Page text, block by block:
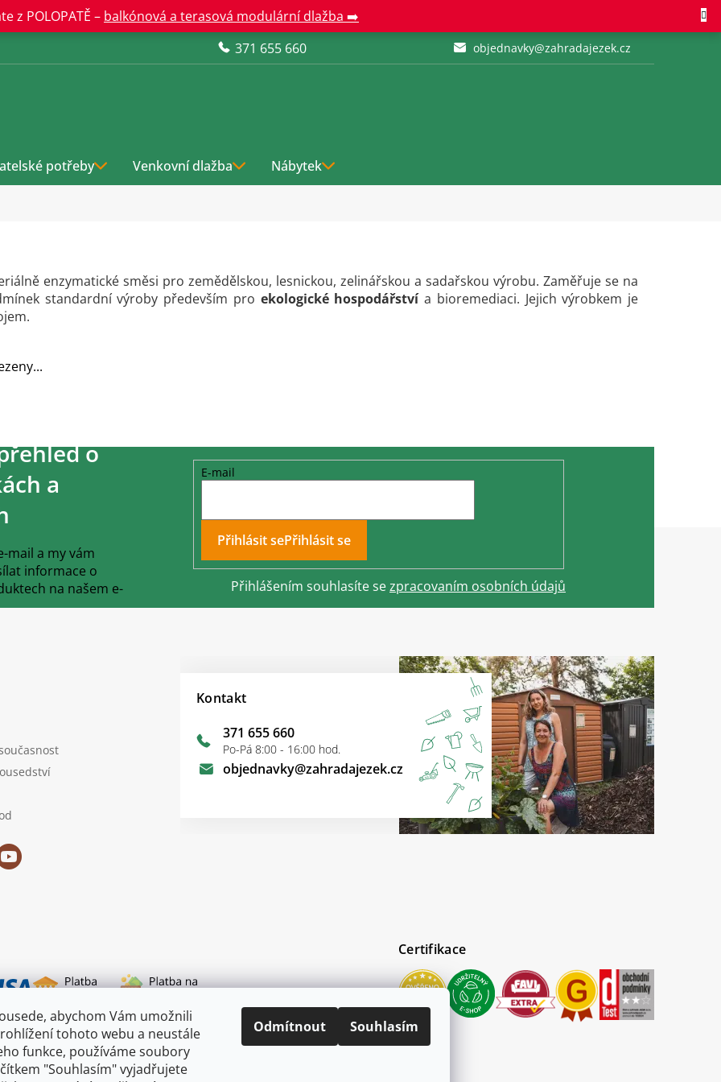
abychom Vám umožnili
tohoto webu a neustále
funkce, používáme soubory
"Souhlasím" vyjadřujete
Odmítnout Souhlasím
z POLOPATĚ – balkónová a terasová modulární dlažba ➡️
371 655 660
objednavky@zahradajezek.cz
potřeby Venkovní dlažba Nábytek
enzymatické směsi pro zemědělskou, lesnickou, zelinářskou a sadařskou výrobu. Zaměřuje se na
standardní výroby především pro ekologické hospodářstvía bioremediaci. Jejich výrobkem je
o
a
mail a my vám
informace o
na našem e-
E-mail
Přihlásit se
Přihlášením souhlasíte sezpracovaním osobních údajů
Kontakt
objednavky@zahradajezek.cz
371 655 660
Po-Pá 8:00 - 16:00 hod.
dopravy
Certifikace